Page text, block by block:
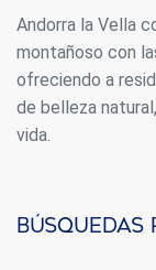
Andorra la Vella
montañoso con
ofreciendo a
de belleza
vida.